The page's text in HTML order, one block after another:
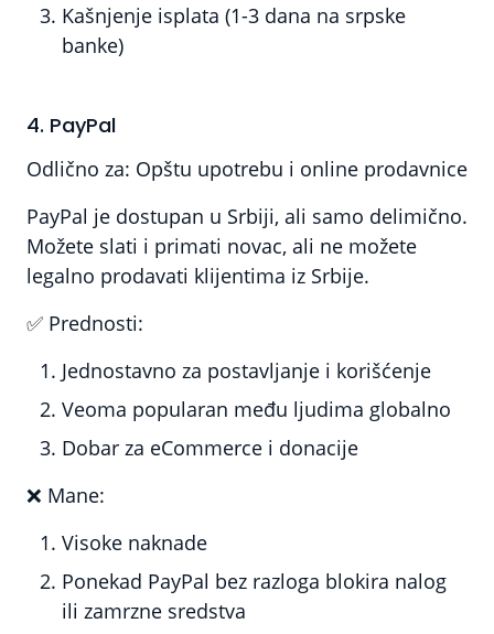
Kašnjenje isplata (1-3 dana na srpske
banke)
4. PayPal
Odlično za: Opštu upotrebu i online prodavnice
PayPal je dostupan u Srbiji, ali samo delimično.
Možete slati i primati novac, ali ne možete
legalno prodavati klijentima iz Srbije.
✅ Prednosti:
Jednostavno za postavljanje i korišćenje
Veoma popularan među ljudima globalno
Dobar za eCommerce i donacije
❌ Mane:
Visoke naknade
Ponekad PayPal bez razloga blokira nalog
ili zamrzne sredstva